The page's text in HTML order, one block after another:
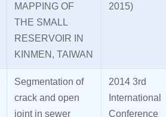
MAPPING OF
THE SMALL
RESERVOIR IN
KINMEN, TAIWAN
2015)
Segmentation of
crack and open
joint in sewer
2014 3rd
International
Conference